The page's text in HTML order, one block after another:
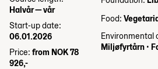
Halvår — vår
Start-up date:
06.01.2026
Price: from NOK 78
926,-
Food:
Environmental
Miljøfyrtårn•